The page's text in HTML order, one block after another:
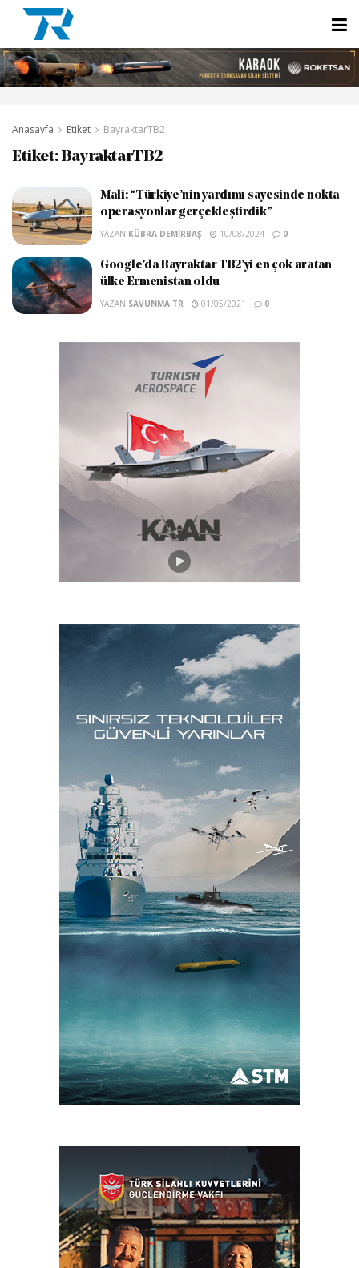
Anasayfa Etiket BayraktarTB2
Etiket:BayraktarTB2
Mali: “Türkiye’nin yardımı sayesinde nokta
operasyonlar gerçekleştirdik”
YAZAN KÜBRA DEMIRBAŞ 10/08/2024 0
Google’da Bayraktar TB2’yi en çok aratan
ülke Ermenistan oldu
YAZAN SAVUNMA TR 01/05/2021 0